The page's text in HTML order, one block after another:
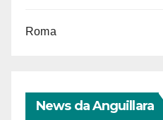
Roma
News da Anguillara